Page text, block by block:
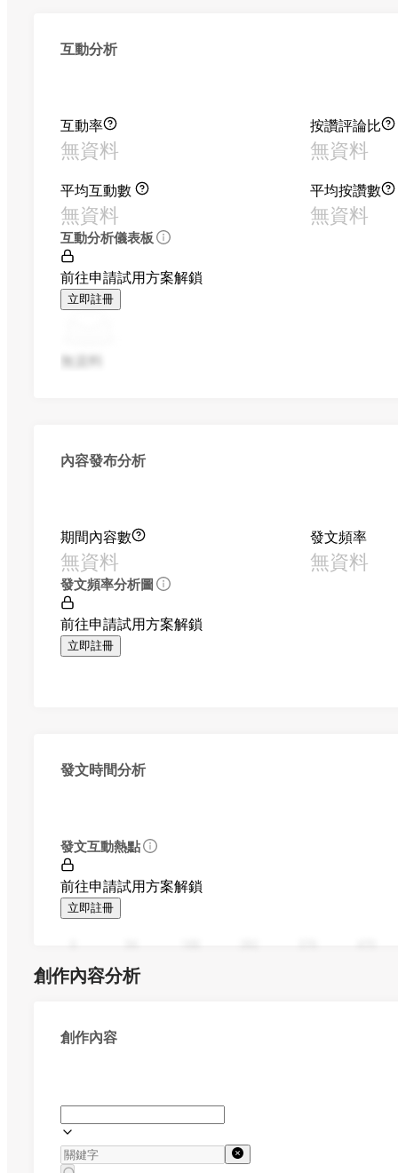
互動分析
互動率
無資料
按讚評論比
無資料
平均互動數
無資料
平均按讚數
無資料
互動分析儀表板
前往申請試用方案解鎖
立即註冊
無資料
內容發布分析
期間內容數
無資料
發文頻率
無資料
發文頻率分析圖
前往申請試用方案解鎖
立即註冊
發文時間分析
發文互動熱點
前往申請試用方案解鎖
立即註冊
創作內容分析
創作內容